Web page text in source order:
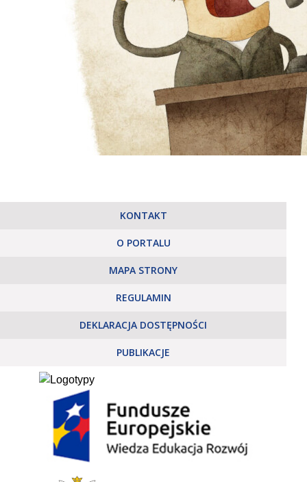
KONTAKT
O PORTALU
MAPA STRONY
REGULAMIN
DEKLARACJA DOSTĘPNOŚCI
PUBLIKACJE